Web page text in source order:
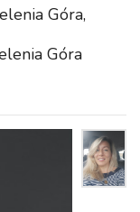
Góra,
Góra